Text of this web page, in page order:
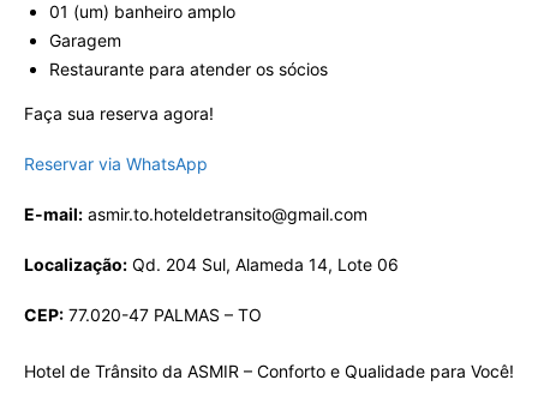
01 (um) banheiro amplo
Garagem
Restaurante para atender os sócios
Faça sua reserva agora!
Reservar via WhatsApp
E-mail: asmir.to.hoteldetransito@gmail.com
Localização: Qd. 204 Sul, Alameda 14, Lote 06
CEP: 77.020-47 PALMAS – TO
Hotel de Trânsito da ASMIR – Conforto e Qualidade para Você!